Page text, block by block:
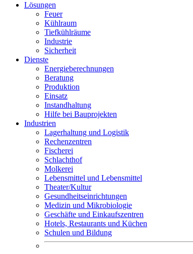
Lösungen
Feuer
Kühlraum
Tiefkühlräume
Industrie
Sicherheit
Dienste
Energieberechnungen
Beratung
Produktion
Einsatz
Instandhaltung
Hilfe bei Bauprojekten
Industrien
Lagerhaltung und Logistik
Rechenzentren
Fischerei
Schlachthof
Molkerei
Lebensmittel und Lebensmittel
Theater/Kultur
Gesundheitseinrichtungen
Medizin und Mikrobiologie
Geschäfte und Einkaufszentren
Hotels, Restaurants und Küchen
Schulen und Bildung